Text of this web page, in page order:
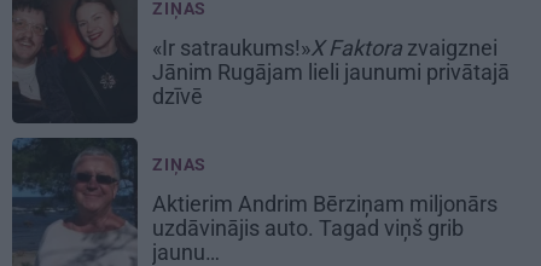
ZIŅAS
«Ir satraukums!»X Faktora zvaigznei
Jānim Rugājam lieli jaunumi privātajā
dzīvē
ZIŅAS
Aktierim Andrim Bērziņam miljonārs
uzdāvinājis auto. Tagad viņš grib
jaunu…